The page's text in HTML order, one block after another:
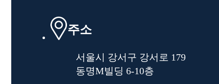
주소
서울시 강서구 강서로 179
동명M빌딩 6-10층